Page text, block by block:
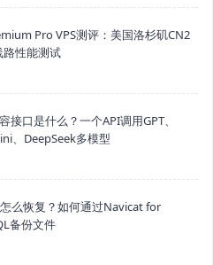
Pro VPS测评：美国洛杉矶CN2
路性能测试
接口是什么？一个API调用GPT、
、DeepSeek多模型
么恢复？如何通过Navicat for
备份文件